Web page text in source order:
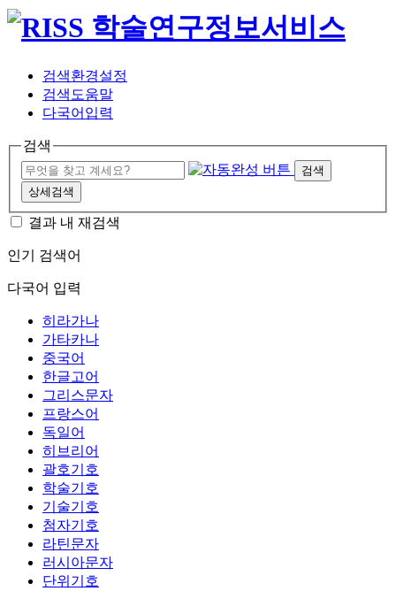
검색환경설정
검색도움말
다국어입력
검색
검색
상세검색
결과 내 재검색
인기 검색어
다국어 입력
히라가나
가타카나
중국어
한글고어
그리스문자
프랑스어
독일어
히브리어
괄호기호
학술기호
기술기호
첨자기호
라틴문자
러시아문자
단위기호